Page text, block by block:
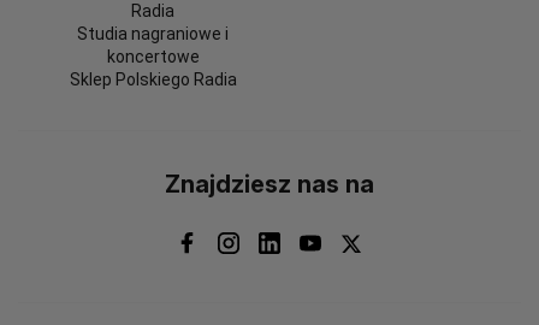
Radia
Studia nagraniowe i
koncertowe
Sklep Polskiego Radia
Znajdziesz nas na